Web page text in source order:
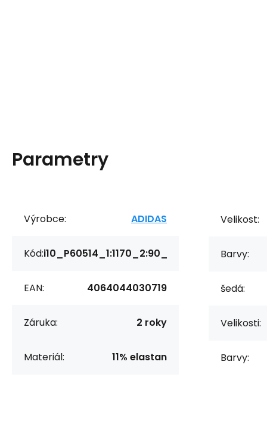
Parametry
Výrobce: ADIDAS
Kód:i10_P60514_1:1170_2:90_
EAN: 4064044030719
Záruka: 2 roky
Materiál: 11% elastan
Velikost:
Barvy:
šedá:
Velikosti:
Barvy: